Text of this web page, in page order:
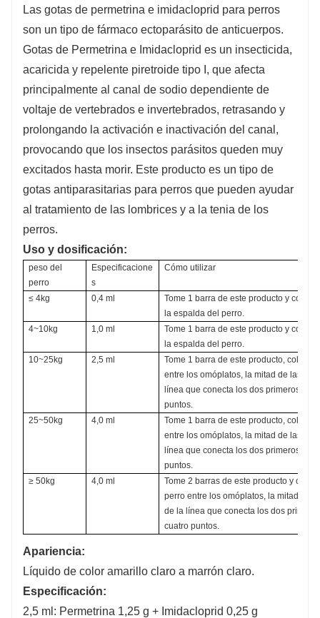
Las gotas de permetrina e imidacloprid para perros
son un tipo de fármaco ectoparásito de anticuerpos.
Gotas de Permetrina e Imidacloprid es un insecticida,
acaricida y repelente piretroide tipo I, que afecta
principalmente al canal de sodio dependiente de
voltaje de vertebrados e invertebrados, retrasando y
prolongando la activación e inactivación del canal,
provocando que los insectos parásitos queden muy
excitados hasta morir. Este producto es un tipo de
gotas antiparasitarias para perros que pueden ayudar
al tratamiento de las lombrices y a la tenia de los
perros.
Uso y dosificación:
peso del
perro
Especificacione
s
Cómo utilizar
≤ 4kg 0,4 ml
Tome 1 barra de este producto y
la espalda del perro.
4~10kg
1,0 ml
Tome 1 barra de este producto y
la espalda del perro.
10~25kg
2,5 ml
Tome 1 barra de este producto,
entre los omóplatos, la mitad de las
línea que conecta los dos primeros
puntos.
25~50kg
4,0 ml
Tome 1 barra de este producto,
entre los omóplatos, la mitad de las
línea que conecta los dos primeros
puntos.
≥ 50kg
4,0 ml
Tome 2 barras de este producto y
perro entre los omóplatos, la mitad de
de la línea que conecta los dos
cuatro puntos.
Apariencia:
Líquido de color amarillo claro a marrón claro.
Especificación:
2,5 ml: Permetrina 1,25 g + Imidacloprid 0,25 g